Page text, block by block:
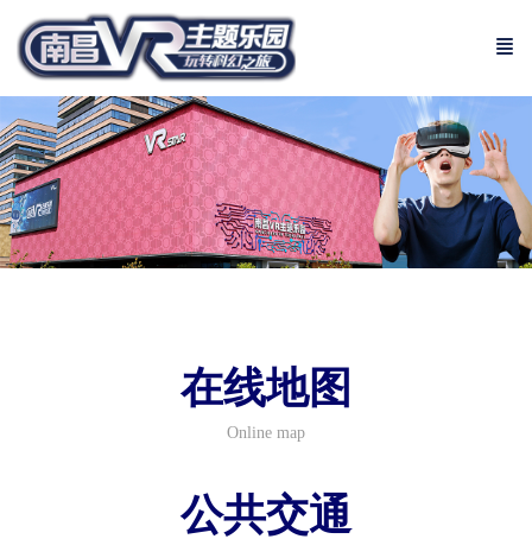
在线地图
Online map
公共交通